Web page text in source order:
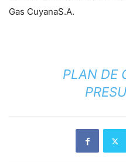
Gas CuyanaS.A.
PLAN DE